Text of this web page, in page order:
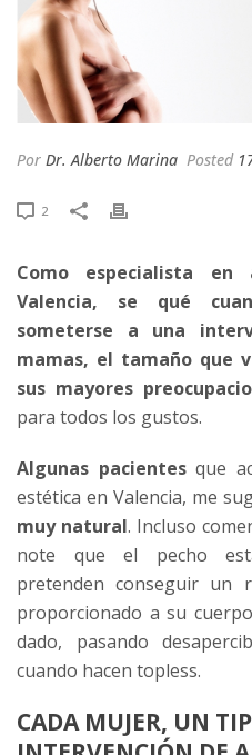
Por Dr. Alberto Marina Posted
2
Como especialista en
Valencia, se qué
someterse a una
mamas, el tamaño que
sus mayores
para todos los gustos.
Algunas pacientesque
estética en Valencia, me
muy natural. Incluso
note que el pecho
pretenden conseguir un
proporcionado a su
dado, pasando
cuando hacen topless.
CADA MUJER, UN